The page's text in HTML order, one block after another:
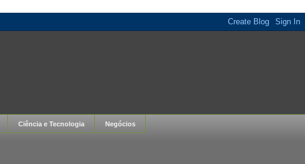
Ciência e Tecnologia Negócios